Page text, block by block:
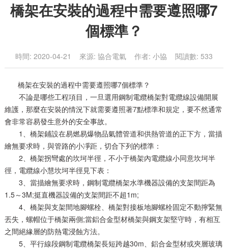
橋架在安裝的過程中需要遵照哪7
個標準？
時間: 2020-04-21 來源: 協合電氣 作者: 小協 閱讀數: 533
橋架在安裝的過程中需要遵照哪7個標準？
不論是哪些工程項目，一旦選用鋼制電纜橋架對電纜線設備開展
維護，那麼在安裝的情況下就需要遵照著7點標準和規定，要不然通常
會非常容易發生意外的安全事故。
1、橋架鋪設在易燃易爆物品氣體管道和供熱管道的正下方，當描
繪無要求時，與管路的小凈距，切合下列的標準：
2、橋架拐彎處的坎坷半徑，不小于橋架內電纜線小同意坎坷半
徑，電纜線小慧坎坷半徑見下表：
3、當描繪無要求時，鋼制電纜橋架水準機器設備的支架間距為
1.5～3M;挺直機器設備的支架間距不超1m;
4、橋架與支架間地腳螺栓、橋架對接板地腳螺栓固定不動擰緊無
丟失，螺帽位于橋架兩側;當鋁合金型材橋架與鋼支架堅守時，有相互
之間絕緣層的防熱電浸蝕方法。
5、平行線段鋼制電纜橋架長短跨越30m、鋁合金型材或夾層玻璃